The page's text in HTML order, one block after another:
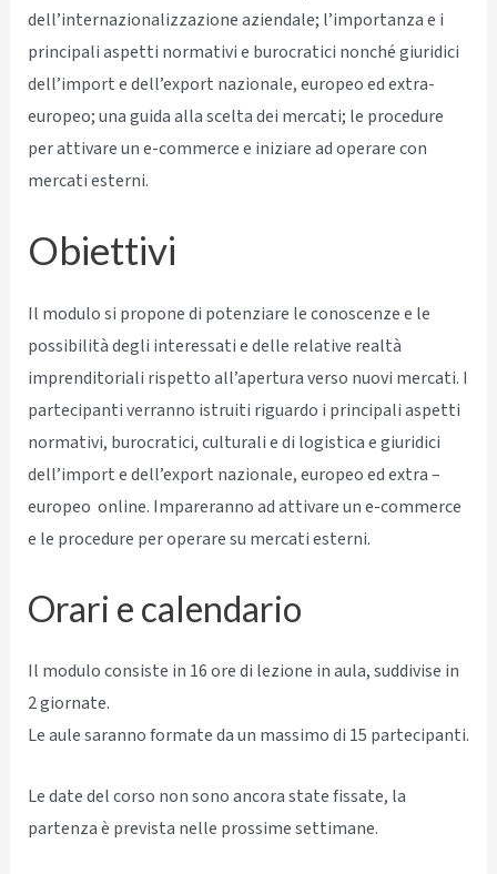
dell’internazionalizzazione aziendale; l’importanza e i
principali aspetti normativi e burocratici nonché giuridici
dell’import e dell’export nazionale, europeo ed extra-
europeo; una guida alla scelta dei mercati; le procedure
per attivare un e-commerce e iniziare ad operare con
mercati esterni.
Obiettivi
Il modulo si propone di potenziare le conoscenze e le
possibilità degli interessati e delle relative realtà
imprenditoriali rispetto all’apertura verso nuovi mercati. I
partecipanti verranno istruiti riguardo i principali aspetti
normativi, burocratici, culturali e di logistica e giuridici
dell’import e dell’export nazionale, europeo ed extra –
europeo online. Impareranno ad attivare un e-commerce
e le procedure per operare su mercati esterni.
Orari e calendario
Il modulo consiste in 16 ore di lezione in aula, suddivise in
2 giornate.
Le aule saranno formate da un massimo di 15 partecipanti.
Le date del corso non sono ancora state fissate, la
partenza è prevista nelle prossime settimane.